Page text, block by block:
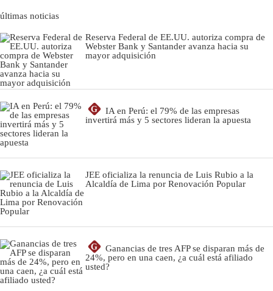
últimas noticias
Reserva Federal de EE.UU. autoriza compra de
Webster Bank y Santander avanza hacia su
mayor adquisición
G
IA en Perú: el 79% de las empresas
invertirá más y 5 sectores lideran la apuesta
JEE oficializa la renuncia de Luis Rubio a la
Alcaldía de Lima por Renovación Popular
G
Ganancias de tres AFP se disparan más de
24%, pero en una caen, ¿a cuál está afiliado
usted?